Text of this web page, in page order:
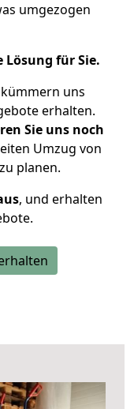
umgezogen
für Sie.
uns
erhalten.
Sie uns noch
Umzug von
planen.
, und erhalten